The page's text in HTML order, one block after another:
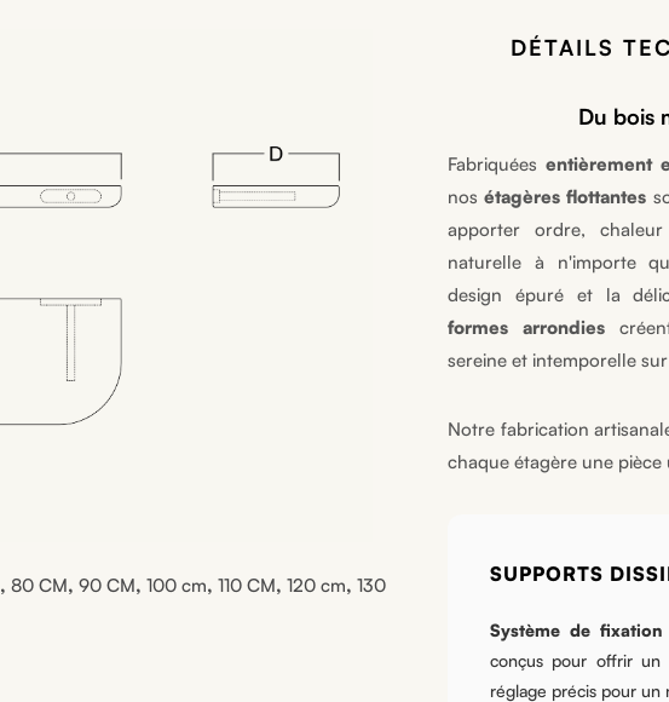
, 80 CM, 90 CM, 100 cm, 110 CM, 120 cm, 130
DÉTAILS
Du bois
Fabriquées entièrement
nosétagères flottantes
apporter ordre,
naturelle à n'importe
design épuré et la
formes arrondies
sereine et intemporelle
Notre fabrication
chaque étagère une
SUPPORTS
Système de fixation
conçus pour offrir
réglage précis pour un